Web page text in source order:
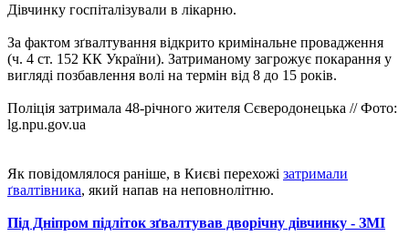
Дівчинку госпіталізували в лікарню.
За фактом зґвалтування відкрито кримінальне провадження
(ч. 4 ст. 152 КК України). Затриманому загрожує покарання у
вигляді позбавлення волі на термін від 8 до 15 років.
Поліція затримала 48-річного жителя Сєверодонецька // Фото:
lg.npu.gov.ua
Як повідомлялося раніше, в Києві перехожі затримали
ґвалтівника, який напав на неповнолітню.
Під Дніпром підліток зґвалтував дворічну дівчинку - ЗМІ